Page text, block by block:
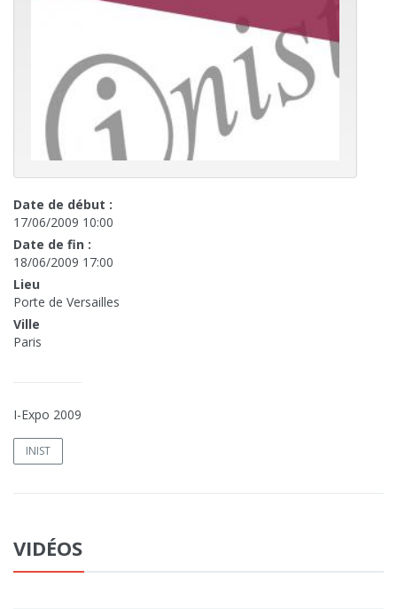
Date de début :
17/06/2009 10:00
Date de fin :
18/06/2009 17:00
Lieu
Porte de Versailles
Ville
Paris
I-Expo 2009
INIST
VIDÉOS